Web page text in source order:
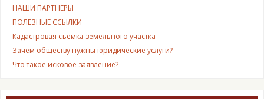
НАШИ ПАРТНЕРЫ
ПОЛЕЗНЫЕ ССЫЛКИ
Кадастровая съемка земельного участка
Зачем обществу нужны юридические услуги?
Что такое исковое заявление?